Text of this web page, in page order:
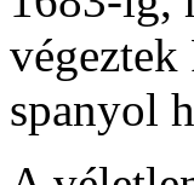
spanyol